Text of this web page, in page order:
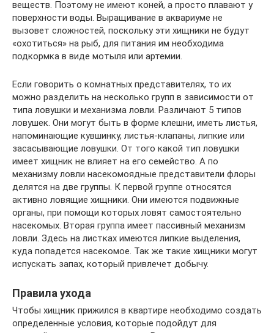
веществ. Поэтому не имеют коней, а просто плавают у
поверхности воды. Выращивание в аквариуме не
вызовет сложностей, поскольку эти хищники не будут
«охотиться» на рыб, для питания им необходима
подкормка в виде мотыля или артемии.
Если говорить о комнатных представителях, то их
можно разделить на несколько групп в зависимости от
типа ловушки и механизма ловли. Различают 5 типов
ловушек. Они могут быть в форме клешни, иметь листья,
напоминающие кувшинку, листья-клапаны, липкие или
засасывающие ловушки. От того какой тип ловушки
имеет хищник не влияет на его семейство. А по
механизму ловли насекомоядные представители флоры
делятся на две группы. К первой группе относятся
активно ловящие хищники. Они имеются подвижные
органы, при помощи которых ловят самостоятельно
насекомых. Вторая группа имеет пассивный механизм
ловли. Здесь на листках имеются липкие выделения,
куда попадется насекомое. Так же такие хищники могут
испускать запах, который привлечет добычу.
Правила ухода
Чтобы хищник прижился в квартире необходимо создать
определенные условия, которые подойдут для